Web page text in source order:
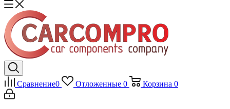
Сравнение0 Отложенные 0 Корзина 0